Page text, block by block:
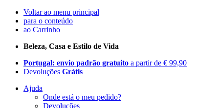
Voltar ao menu principal
para o conteúdo
ao Carrinho
Beleza, Casa e Estilo de Vida
Portugal: envio padrão gratuito a partir de € 99,90
Devoluções Grátis
Ajuda
Onde está o meu pedido?
Devoluções